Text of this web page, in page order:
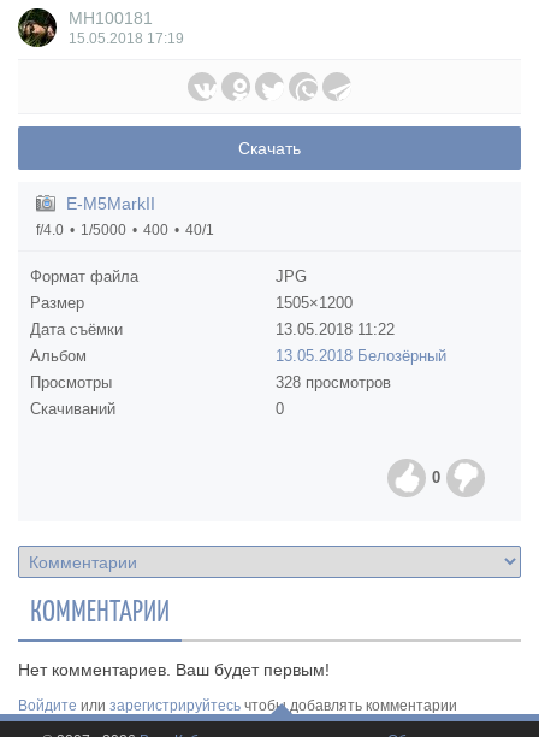
MH100181
15.05.2018 17:19
Скачать
E-M5MarkII
f/4.0 1/5000 400 40/1
Формат файла
JPG
Размер
1505×1200
Дата съёмки
13.05.2018 11:22
Альбом
13.05.2018 Белозёрный
Просмотры
328 просмотров
Скачиваний
0
0
КОММЕНТАРИИ
Нет комментариев. Ваш будет первым!
Войдите или зарегистрируйтесь чтобы добавлять комментарии